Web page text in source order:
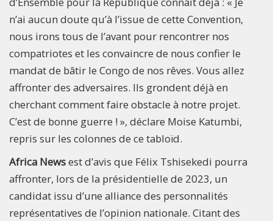
n’ai aucun doute qu’à l’issue de cette Convention,
nous irons tous de l’avant pour rencontrer nos
compatriotes et les convaincre de nous confier le
mandat de bâtir le Congo de nos rêves. Vous allez
affronter des adversaires. Ils grondent déjà en
cherchant comment faire obstacle à notre projet.
C’est de bonne guerre ! », déclare Moise Katumbi,
repris sur les colonnes de ce tabloïd.
Africa Newsest d’avis que Félix Tshisekedi pourra
affronter, lors de la présidentielle de 2023, un
candidat issu d’une alliance des personnalités
représentatives de l’opinion nationale. Citant des